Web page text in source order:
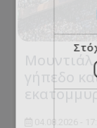
γήπεδο